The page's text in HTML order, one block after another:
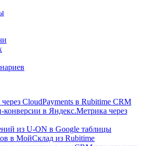
CloudPayments в Rubitime CRM
конверсии в Яндекс.Метрика через
из U-ON в Google таблицы
в МойСклад из Rubitime